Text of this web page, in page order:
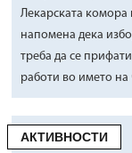
Лекарската комора
напомена дека
треба да се
работи во името на
АКТИВНОСТИ